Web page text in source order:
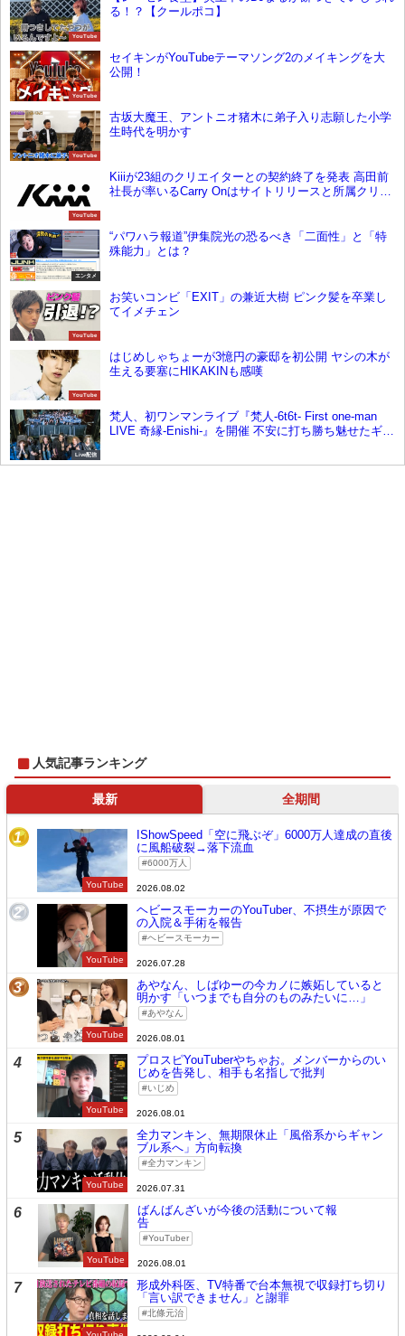
YouTube
る！？【クールポコ】
YouTube
セイキンがYouTubeテーマソング2のメイキングを大
公開！
YouTube
古坂大魔王、アントニオ猪木に弟子入り志願した小学
生時代を明かす
YouTube
Kiiiが23組のクリエイターとの契約終了を発表 高田前
社長が率いるCarry Onはサイトリリースと所属クリエ
エンタメ
“パワハラ報道”伊集院光の恐るべき「二面性」と「特
殊能力」とは？
YouTube
お笑いコンビ「EXIT」の兼近大樹 ピンク髪を卒業し
てイメチェン
YouTube
はじめしゃちょーが3憶円の豪邸を初公開 ヤシの木が
生える要塞にHIKAKINも感嘆
Live配信
梵人、初ワンマンライブ『梵人-6t6t- First one-man
LIVE 奇縁-Enishi-』を開催 不安に打ち勝ち魅せたギャ
人気記事ランキング
最新 全期間
1
YouTube
IShowSpeed「空に飛ぶぞ」6000万人達成の直後
に風船破裂→落下流血
6000万人
2026.08.02
2
YouTube
ヘビースモーカーのYouTuber、不摂生が原因で
の入院＆手術を報告
ヘビースモーカー
2026.07.28
3
YouTube
あやなん、しばゆーの今カノに嫉妬していると
明かす「いつまでも自分のものみたいに…」
あやなん
2026.08.01
4
YouTube
プロスピYouTuberやちゃお。メンバーからのい
じめを告発し、相手も名指しで批判
いじめ
2026.08.01
5
YouTube
全力マンキン、無期限休止「風俗系からギャン
ブル系へ」方向転換
全力マンキン
2026.07.31
6
YouTube
ばんばんざいが今後の活動について報
告
YouTuber
2026.08.01
7
形成外科医、TV特番で台本無視で収録打ち切り
「言い訳できません」と謝罪
北條元治